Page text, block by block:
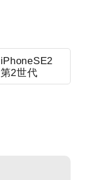
iPhoneSE2
第2世代